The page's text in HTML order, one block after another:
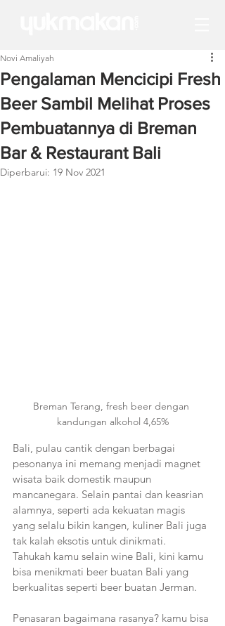
Pengalaman Mencicipi Fresh
Beer Sambil Melihat Proses
Pembuatannya di Breman
Bar & Restaurant Bali
Novi Amaliyah
Diperbarui: 19 Nov 2021
Breman Terang, fresh beer dengan
kandungan alkohol 4,65%
Bali, pulau cantik dengan berbagai
pesonanya ini memang menjadi magnet
wisata baik domestik maupun
mancanegara. Selain pantai dan keasrian
alamnya, seperti ada kekuatan magis
yang selalu bikin kangen, kuliner Bali juga
tak kalah eksotis untuk dinikmati.
Tahukah kamu selain wine Bali, kini kamu
bisa menikmati beer buatan Bali yang
berkualitas seperti beer buatan Jerman.
Penasaran bagaimana rasanya? kamu bisa